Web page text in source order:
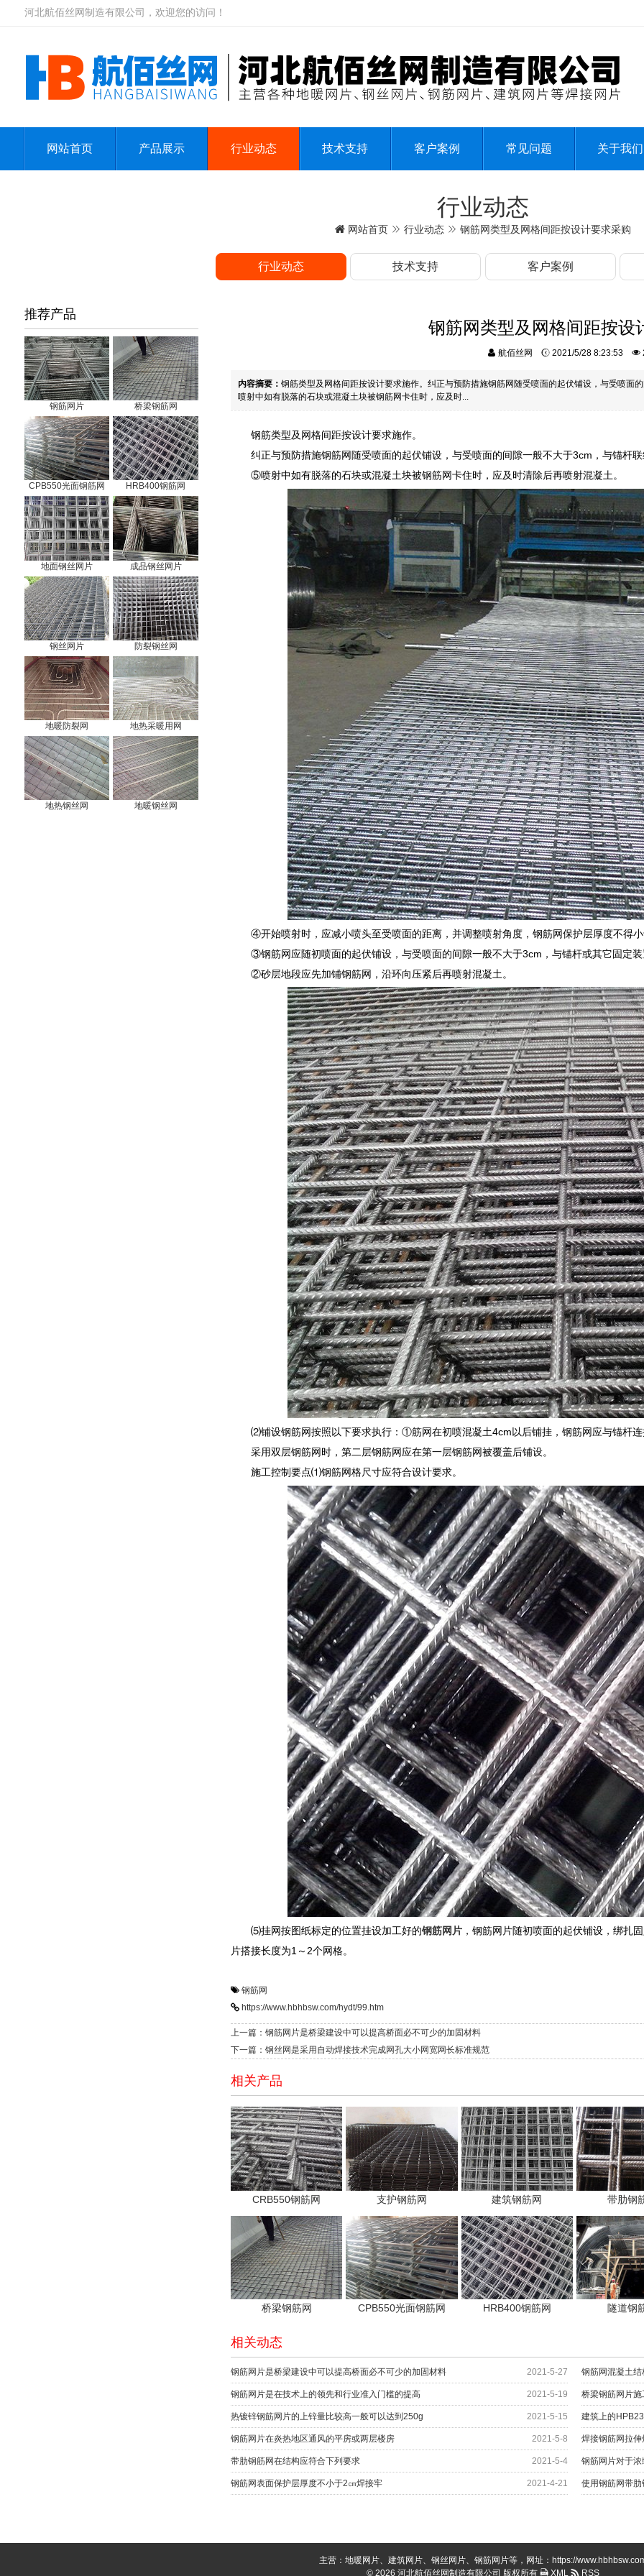
河北航佰丝网制造有限公司，欢迎您的访问！
网站首页 产品展示 行业动态 技术支持 客户案例 常见问题 关于我们
行业动态
网站首页 行业动态 钢筋网类型及网格间距按设计要求采购
行业动态 技术支持 客户案例
推荐产品
钢筋网片 桥梁钢筋网
CPB550光面钢筋网 HRB400钢筋网
地面钢丝网片 成品钢丝网片
钢丝网片 防裂钢丝网
地暖防裂网 地热采暖用网
地热钢丝网 地暖钢丝网
钢筋网类型及网格间距按设
航佰丝网 2021/5/28 8:23:53
内容摘要： 钢筋类型及网格间距按设计要求施作。纠正与预防措施钢筋网随受喷面的起伏铺设，与受喷
喷射中如有脱落的石块或混凝土块被钢筋网卡住时，应及时...
钢筋类型及网格间距按设计要求施作。
纠正与预防措施钢筋网随受喷面的起伏铺设，与受喷面的间隙一般不大于3cm，与锚杆
⑤喷射中如有脱落的石块或混凝土块被钢筋网卡住时，应及时清除后再喷射混凝土。
④开始喷射时，应减小喷头至受喷面的距离，并调整喷射角度，钢筋网保护层厚度不得
③钢筋网应随初喷面的起伏铺设，与受喷面的间隙一般不大于3cm，与锚杆或其它固定
②砂层地段应先加铺钢筋网，沿环向压紧后再喷射混凝土。
⑵铺设钢筋网按照以下要求执行：①筋网在初喷混凝土4cm以后铺挂，钢筋网应与锚杆
采用双层钢筋网时，第二层钢筋网应在第一层钢筋网被覆盖后铺设。
施工控制要点⑴钢筋网格尺寸应符合设计要求。
⑸挂网按图纸标定的位置挂设加工好的钢筋网片，钢筋网片随初喷面的起伏铺设，绑扎
片搭接长度为1～2个网格。
钢筋网
https://www.hbhbsw.com/hydt/99.htm
上一篇：钢筋网片是桥梁建设中可以提高桥面必不可少的加固材料
下一篇：钢丝网是采用自动焊接技术完成网孔大小网宽网长标准规范
相关产品
CRB550钢筋网 支护钢筋网 建筑钢筋网 带肋钢
桥梁钢筋网 CPB550光面钢筋网 HRB400钢筋网 隧道钢
相关动态
钢筋网片是桥梁建设中可以提高桥面必不可少的加固材料 2021-5-27 钢筋网混凝土
钢筋网片是在技术上的领先和行业准入门槛的提高 2021-5-19 桥梁钢筋网片
热镀锌钢筋网片的上锌量比较高一般可以达到250g 2021-5-15 建筑上的
钢筋网片在炎热地区通风的平房或两层楼房 2021-5-8 焊接钢筋网拉
带肋钢筋网在结构应符合下列要求 2021-5-4 钢筋网片对于
钢筋网表面保护层厚度不小于2㎝焊接牢 2021-4-21 使用钢筋网带
主营：地暖网片、建筑网片、钢丝网片、钢筋网片等，网址：https://
© 2026 河北航佰丝网制造有限公司 版权所有
XML RSS